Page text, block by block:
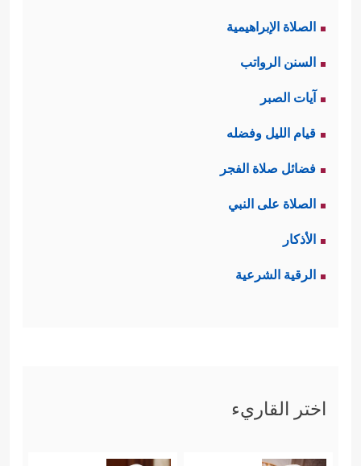
الصلاة الإبراهيمية
السنن الرواتب
آيات الصبر
قيام الليل وفضله
فضائل صلاة الفجر
الصلاة على النبي
الأذكار
الرقية الشرعية
اختر القاريء